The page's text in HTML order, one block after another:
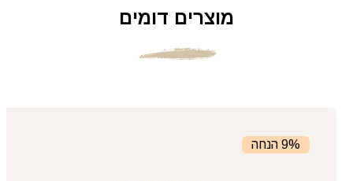
מוצרים דומים
9% הנחה